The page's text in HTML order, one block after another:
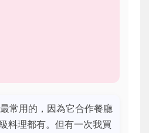
常用的，因為它合作餐廳
料理都有。但有一次我買